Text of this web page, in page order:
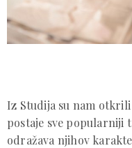
Iz Studija su nam
postaje sve popularniji
odražava njihov